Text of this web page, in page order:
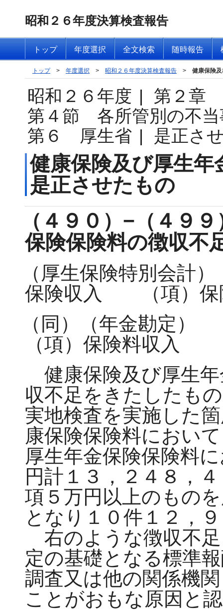
昭和２６年度決算検査報告
トップ 年度選択 全文検索 随時報告
トップ > 年度選択 > 昭和２６年度決算検査報告 > 健康保険
昭和２６年度 |
第２章
第４節 各所管別の不当
第６ 厚生省 | 是正さ
健康保険及び厚生年
是正させたもの
（４９０）−（４９
保険保険料の徴収不
（厚生保険特別会計
保険収入 （項）保
（同）（年金勘定
（項）保険料収入
健康保険及び厚生
収不足をきたしたも
実地検査を実施した
康保険保険料におい
厚生年金保険保険料
円計１３，２４８，
項５万円以上のもの
となり１０件１２，
右のような徴収不
定の基礎となる標準
調査又は他の関係機
ことがおもな原因と